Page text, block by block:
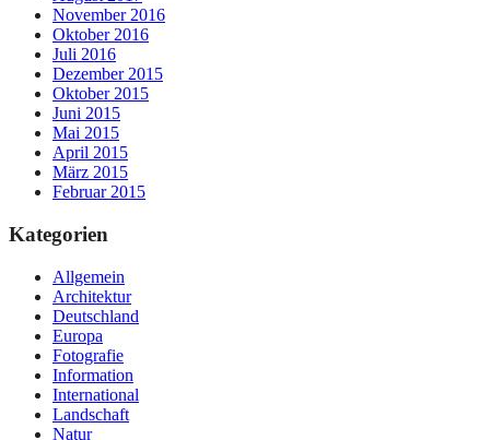
November 2016
Oktober 2016
Juli 2016
Dezember 2015
Oktober 2015
Juni 2015
Mai 2015
April 2015
März 2015
Februar 2015
Kategorien
Allgemein
Architektur
Deutschland
Europa
Fotografie
Information
International
Landschaft
Natur